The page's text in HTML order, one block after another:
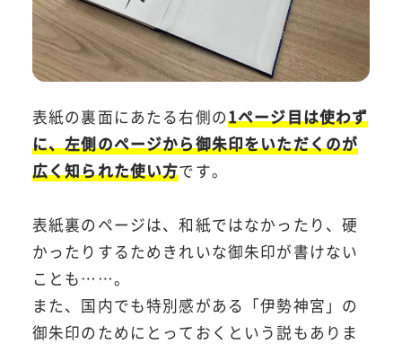
表紙の裏面にあたる右側の1ページ目は使わず
に、左側のページから御朱印をいただくのが
広く知られた使い方です。
表紙裏のページは、和紙ではなかったり、硬
かったりするためきれいな御朱印が書けない
ことも……。
また、国内でも特別感がある「伊勢神宮」の
御朱印のためにとっておくという説もありま